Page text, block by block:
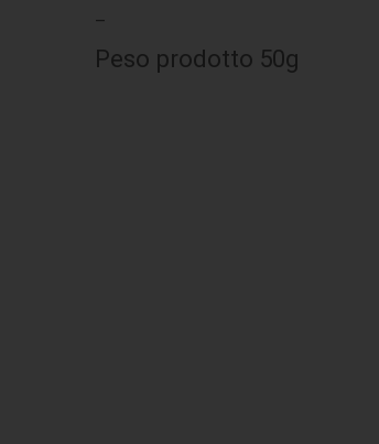
–
Peso prodotto 50g